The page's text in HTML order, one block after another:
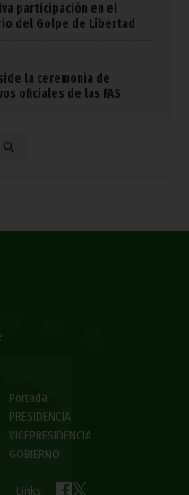
participación en el
del Golpe de Libertad
la ceremonia de
oficiales de las FAS
Portada
PRESIDENCIA
VICEPRESIDENCIA
GOBIERNO
Links